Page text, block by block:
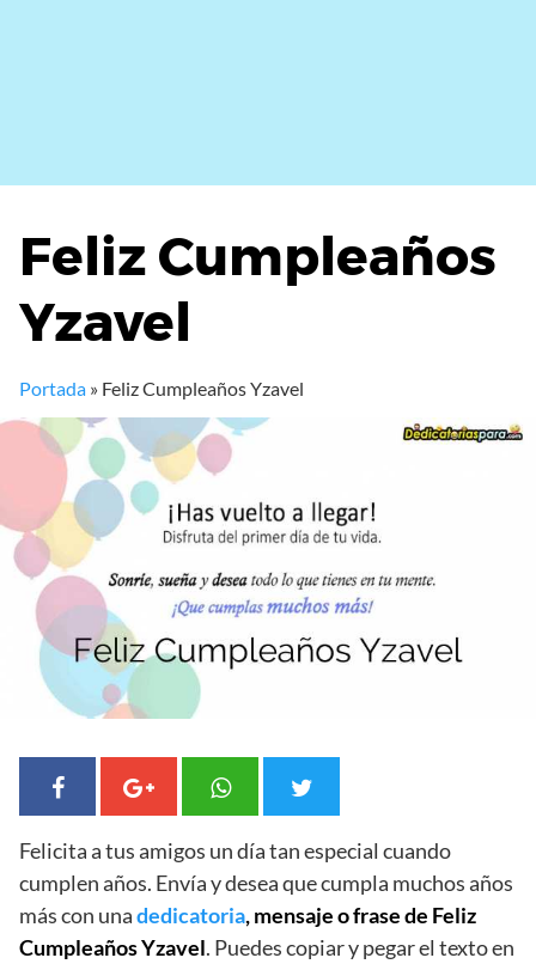
Feliz Cumpleaños
Yzavel
Portada » Feliz Cumpleaños Yzavel
Felicita a tus amigos un día tan especial cuando
cumplen años. Envía y desea que cumpla muchos años
más con unadedicatoria, mensaje o frase de Feliz
Cumpleaños Yzavel. Puedes copiar y pegar el texto en